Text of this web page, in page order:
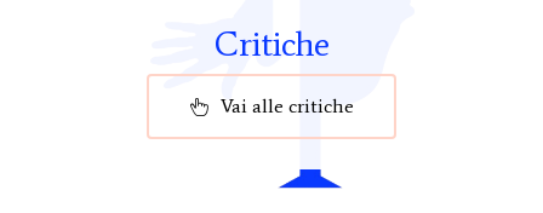
Critiche
Vai alle critiche